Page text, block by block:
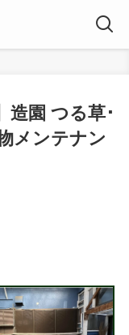
造園 つる草･
メンテナン